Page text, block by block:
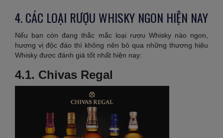
4. CÁC LOẠI RƯỢU WHISKY NGON HIỆN NAY
Nếu bạn còn đang thắc mắc loại rượu Whisky nào ngon,
hương vị độc đáo thì không nên bỏ qua những thương hiệu
Whisky được đánh giá tốt nhất hiện nay:
4.1. Chivas Regal